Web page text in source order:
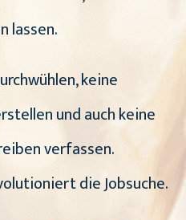
lassen.
keine
und auch keine
verfassen.
die Jobsuche.